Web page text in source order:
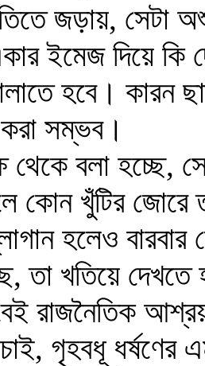
জড়ায়,
ইমেজ দিয়ে কি
হবে। কারন
করা সম্ভব।
থেকে বলা হচ্ছে,
কোন খুঁটির জোরে
হলেও বারবার
তা খতিয়ে দেখতে
রাজনৈতিক
গৃহবধূ ধর্ষণের